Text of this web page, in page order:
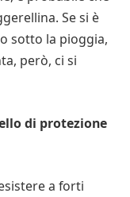
Se si è
sotto la pioggia,
però, ci si
di protezione
a forti